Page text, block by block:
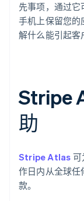
先事项，通过
手机上保留您的
解什么能引起客
Stripe
助
Stripe Atlas 可
作日内从全球
款。